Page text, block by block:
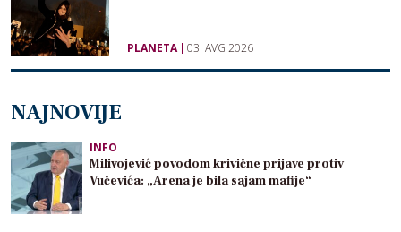
PLANETA 03. AVG 2026
NAJNOVIJE
INFO
Milivojević povodom krivične prijave protiv
Vučevića: „Arena je bila sajam mafije“